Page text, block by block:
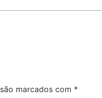
marcados com *